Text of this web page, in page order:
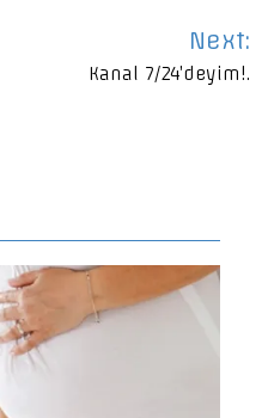
Next:
Kanal 7/24’deyim!.